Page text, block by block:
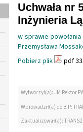
Uchwała nr
Inżynieria
w sprawie
Przemysława
Pobierz plik
pdf
Wytworzył(a): JM Rektor
Wprowadził(a) do BIP:
Zaktualizował(a):